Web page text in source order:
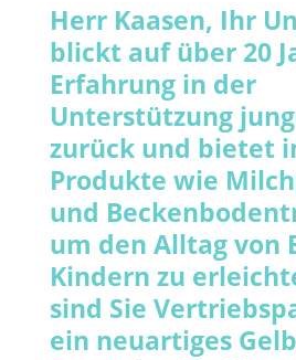
Herr Kaasen, Ihr
blickt auf über 20
Erfahrung in der
Unterstützung
zurück und bietet
Produkte wie
und
um den Alltag von
Kindern zu
sind Sie
ein neuartiges